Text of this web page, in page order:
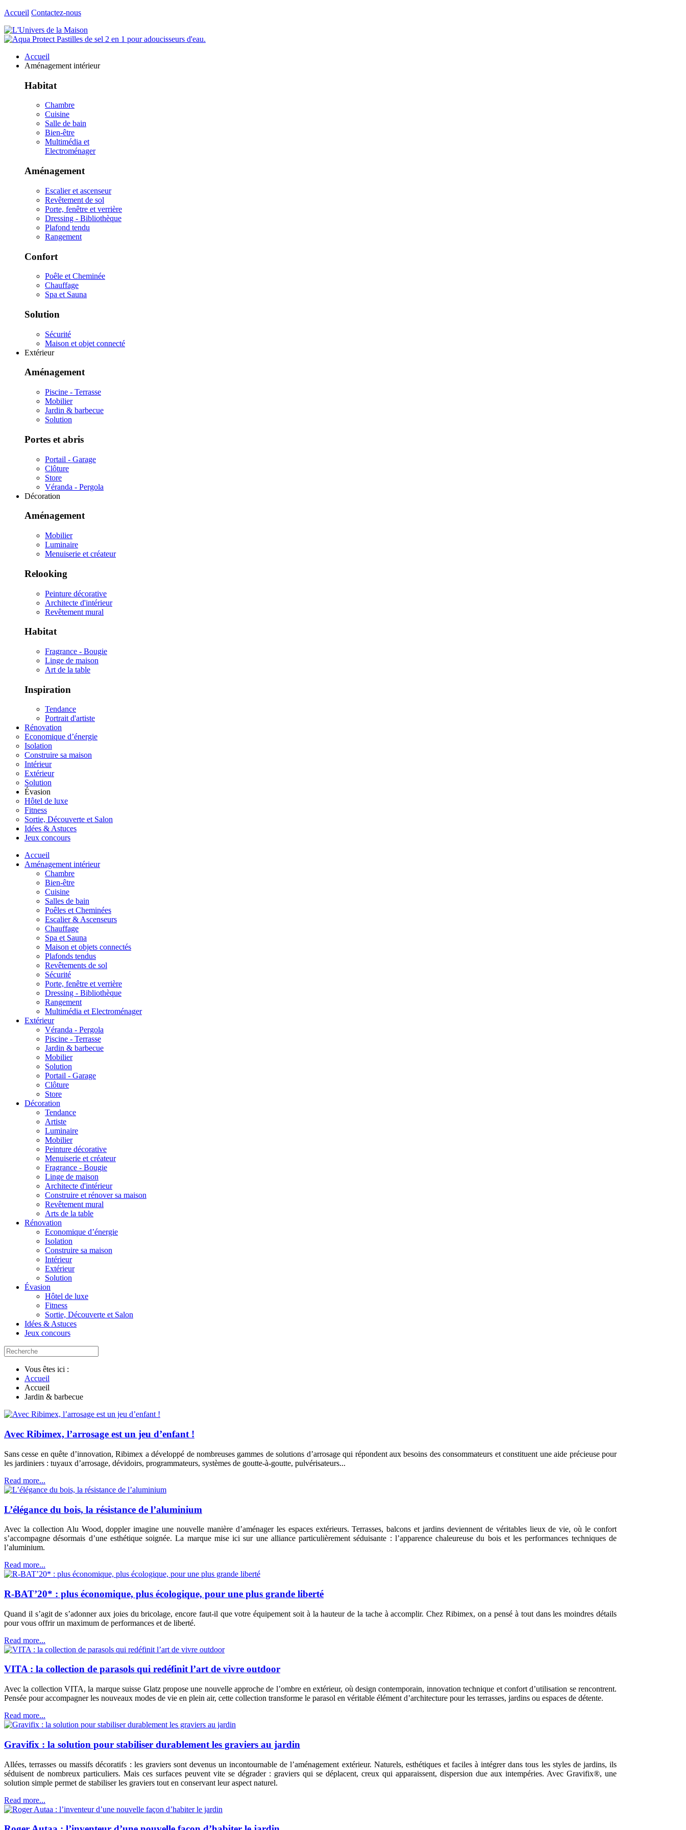
Accueil Contactez-nous
Accueil
Aménagement intérieur
Habitat
Chambre
Cuisine
Salle de bain
Bien-être
Multimédia et
Electroménager
Aménagement
Escalier et ascenseur
Revêtement de sol
Porte, fenêtre et verrière
Dressing - Bibliothèque
Plafond tendu
Rangement
Confort
Poêle et Cheminée
Chauffage
Spa et Sauna
Solution
Sécurité
Maison et objet connecté
Extérieur
Aménagement
Piscine - Terrasse
Mobilier
Jardin & barbecue
Solution
Portes et abris
Portail - Garage
Clôture
Store
Véranda - Pergola
Décoration
Aménagement
Mobilier
Luminaire
Menuiserie et créateur
Relooking
Peinture décorative
Architecte d'intérieur
Revêtement mural
Habitat
Fragrance - Bougie
Linge de maison
Art de la table
Inspiration
Tendance
Portrait d'artiste
Rénovation
Economique d’énergie
Isolation
Construire sa maison
Intérieur
Extérieur
Solution
Évasion
Hôtel de luxe
Fitness
Sortie, Découverte et Salon
Idées & Astuces
Jeux concours
Accueil
Aménagement intérieur
Chambre
Bien-être
Cuisine
Salles de bain
Poêles et Cheminées
Escalier & Ascenseurs
Chauffage
Spa et Sauna
Maison et objets connectés
Plafonds tendus
Revêtements de sol
Sécurité
Porte, fenêtre et verrière
Dressing - Bibliothèque
Rangement
Multimédia et Electroménager
Extérieur
Véranda - Pergola
Piscine - Terrasse
Jardin & barbecue
Mobilier
Solution
Portail - Garage
Clôture
Store
Décoration
Tendance
Artiste
Luminaire
Mobilier
Peinture décorative
Menuiserie et créateur
Fragrance - Bougie
Linge de maison
Architecte d'intérieur
Construire et rénover sa maison
Revêtement mural
Arts de la table
Rénovation
Economique d’énergie
Isolation
Construire sa maison
Intérieur
Extérieur
Solution
Évasion
Hôtel de luxe
Fitness
Sortie, Découverte et Salon
Idées & Astuces
Jeux concours
Vous êtes ici :
Accueil
Accueil
Jardin & barbecue
Avec Ribimex, l’arrosage est un jeu d’enfant !
Sans cesse en quête d’innovation, Ribimex a développé de nombreuses gammes de solutions d’arrosage qui répondent aux besoins des consommateurs et constituent une aide précieuse pour
les jardiniers : tuyaux d’arrosage, dévidoirs, programmateurs, systèmes de goutte-à-goutte, pulvérisateurs...
Read more...
L’élégance du bois, la résistance de l’aluminium
Avec la collection Alu Wood, doppler imagine une nouvelle manière d’aménager les espaces extérieurs. Terrasses, balcons et jardins deviennent de véritables lieux de vie, où le confort
s’accompagne désormais d’une esthétique soignée. La marque mise ici sur une alliance particulièrement séduisante : l’apparence chaleureuse du bois et les performances techniques de
l’aluminium.
Read more...
R-BAT’20* : plus économique, plus écologique, pour une plus grande liberté
Quand il s’agit de s’adonner aux joies du bricolage, encore faut-il que votre équipement soit à la hauteur de la tache à accomplir. Chez Ribimex, on a pensé à tout dans les moindres détails
pour vous offrir un maximum de performances et de liberté.
Read more...
VITA : la collection de parasols qui redéfinit l’art de vivre outdoor
Avec la collection VITA, la marque suisse Glatz propose une nouvelle approche de l’ombre en extérieur, où design contemporain, innovation technique et confort d’utilisation se rencontrent.
Pensée pour accompagner les nouveaux modes de vie en plein air, cette collection transforme le parasol en véritable élément d’architecture pour les terrasses, jardins ou espaces de détente.
Read more...
Gravifix : la solution pour stabiliser durablement les graviers au jardin
Allées, terrasses ou massifs décoratifs : les graviers sont devenus un incontournable de l’aménagement extérieur. Naturels, esthétiques et faciles à intégrer dans tous les styles de jardins, ils
séduisent de nombreux particuliers. Mais ces surfaces peuvent vite se dégrader : graviers qui se déplacent, creux qui apparaissent, dispersion due aux intempéries. Avec Gravifix®, une
solution simple permet de stabiliser les graviers tout en conservant leur aspect naturel.
Read more...